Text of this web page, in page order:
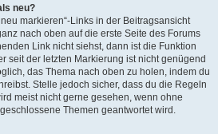
neu?
markieren“-Links in der Beitragsansicht
nach oben auf die erste Seite des Forums
Link nicht siehst, dann ist die Funktion
seit der letzten Markierung ist nicht genügend
das Thema nach oben zu holen, indem du
Stelle jedoch sicher, dass du die Regeln
meist nicht gerne gesehen, wenn ohne
Themen geantwortet wird.